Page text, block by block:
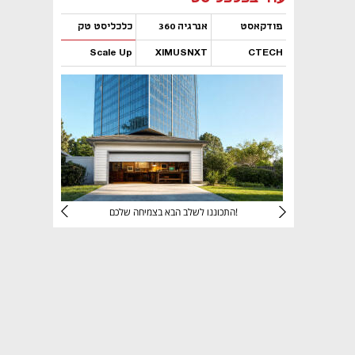
פודקאסט אנרגיה 360 כלכליסט טק
CTECH
XIMUSNXT
Scale Up
נפתח בכרטיסייה חדשה
התכוננו לשלב הבא בצמיחה שלכם!
נפתח בכרטיסייה חדשה